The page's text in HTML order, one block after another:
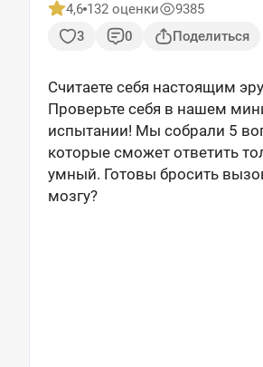
4,6 132 оценки
9385
3
0 Поделиться
Считаете себя настоящим
Проверьте себя в нашем
испытании! Мы собрали 5
которые сможет ответить
умный. Готовы бросить
мозгу?